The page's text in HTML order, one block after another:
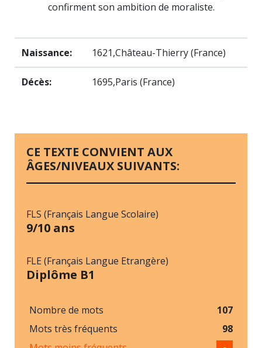
confirment son ambition de moraliste.
Naissance: 1621,Château-Thierry (France)
Décès: 1695,Paris (France)
CE TEXTE CONVIENT AUX
ÂGES/NIVEAUX SUIVANTS:
FLS (Français Langue Scolaire)
9/10 ans
FLE (Français Langue Etrangère)
Diplôme B1
Nombre de mots
107
Mots très fréquents
98